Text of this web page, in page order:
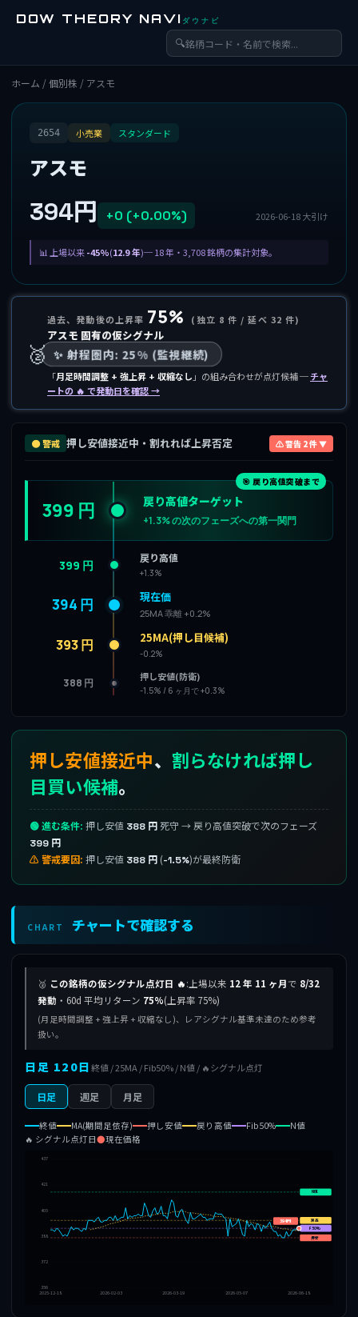
DOW THEORY NAVI ダウナビ
🔍
ホーム /個別株 / アスモ
2654 小売業 スタンダード
アスモ
394円 +0 (+0.00%) 2026-06-18 大引け
上場以来-45%(12.9 年)─ 18 年・3,708 銘柄の集計対象。
🥈
過去、発動後の上昇率 75% (独立 8 件 / 延べ 32 件)
アスモ 固有の仮シグナル
✨ 射程圏内: 25% (監視継続)
「月足時間調整 + 強上昇 + 収縮なし 」の組み合わせが点灯候補 ─チャ
ートの 🔥 で発動日を確認 →
🟠 警戒 押し安値接近中・割れれば上昇否定 ⚠ 警告 2 件 ▼
🎯 戻り高値突破まで
399 円 戻り高値ターゲット
+1.3% の次のフェーズへの第一関門
399 円 戻り高値
+1.3%
394 円 現在価
25MA 乖離 +0.2%
393 円 25MA(押し目候補)
-0.2%
388 円 押し安値(防衛)
-1.5% / 6 ヶ月で +0.3%
押し安値接近中、 割らなければ押し
目買い候補。
🟢 進む条件: 押し安値 388 円 死守 → 戻り高値突破で次のフェーズ
399 円
⚠ 警戒要因: 押し安値 388 円 (-1.5%)が最終防衛
CHART チャートで確認する
🥈 この銘柄の仮シグナル点灯日 🔥:上場以来 12 年 11 ヶ月で 8/32
発動 ・60d 平均リターン 75%(上昇率 75%)
(月足時間調整 + 強上昇 + 収縮なし)、レアシグナル基準未達のため参考
扱い。
日足 120日終値 / 25MA / Fib50% / N値 / 🔥シグナル点灯
日足 週足 月足
終値 MA(期間足依存) 押し安値 戻り高値 Fib50%
N値
🔥 シグナル点灯日●現在価格
437
421
405
388
372
356
2025-12-18
2026-02-03 2026-03-19 2026-05-07 2026-06-18
押安
戻高
F50%
N値
394円